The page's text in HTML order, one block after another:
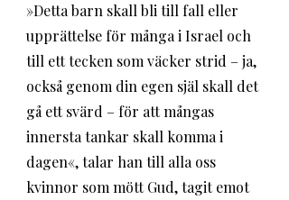
»Detta barn skall bli till fall eller
upprättelse för många i Israel och
till ett tecken som väcker strid – ja,
också genom din egen själ skall det
gå ett svärd – för att mångas
innersta tankar skall komma i
dagen«, talar han till alla oss
kvinnor som mött Gud, tagit emot